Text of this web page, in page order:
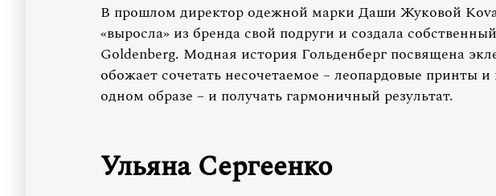
В прошлом директор одежной марки Даши Жуковой
«выросла» из бренда свой подруги и создала
Goldenberg. Модная история Гольденберг посвящена
обожает сочетать несочетаемое – леопардовые принты
одном образе – и получать гармоничный результат.
Ульяна Сергеенко